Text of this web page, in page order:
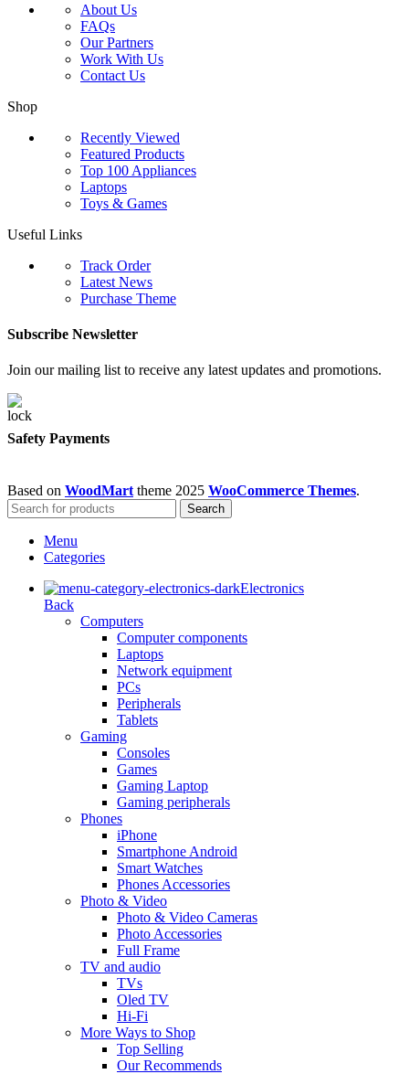
About Us
FAQs
Our Partners
Work With Us
Contact Us
Shop
Recently Viewed
Featured Products
Top 100 Appliances
Laptops
Toys & Games
Useful Links
Track Order
Latest News
Purchase Theme
Subscribe Newsletter
Join our mailing list to receive any latest updates and promotions.
Safety Payments
Based on WoodMart theme 2025 WooCommerce Themes.
Search
Menu
Categories
Electronics
Back
Computers
Computer components
Laptops
Network equipment
PCs
Peripherals
Tablets
Gaming
Consoles
Games
Gaming Laptop
Gaming peripherals
Phones
iPhone
Smartphone Android
Smart Watches
Phones Accessories
Photo & Video
Photo & Video Cameras
Photo Accessories
Full Frame
TV and audio
TVs
Oled TV
Hi-Fi
More Ways to Shop
Top Selling
Our Recommends